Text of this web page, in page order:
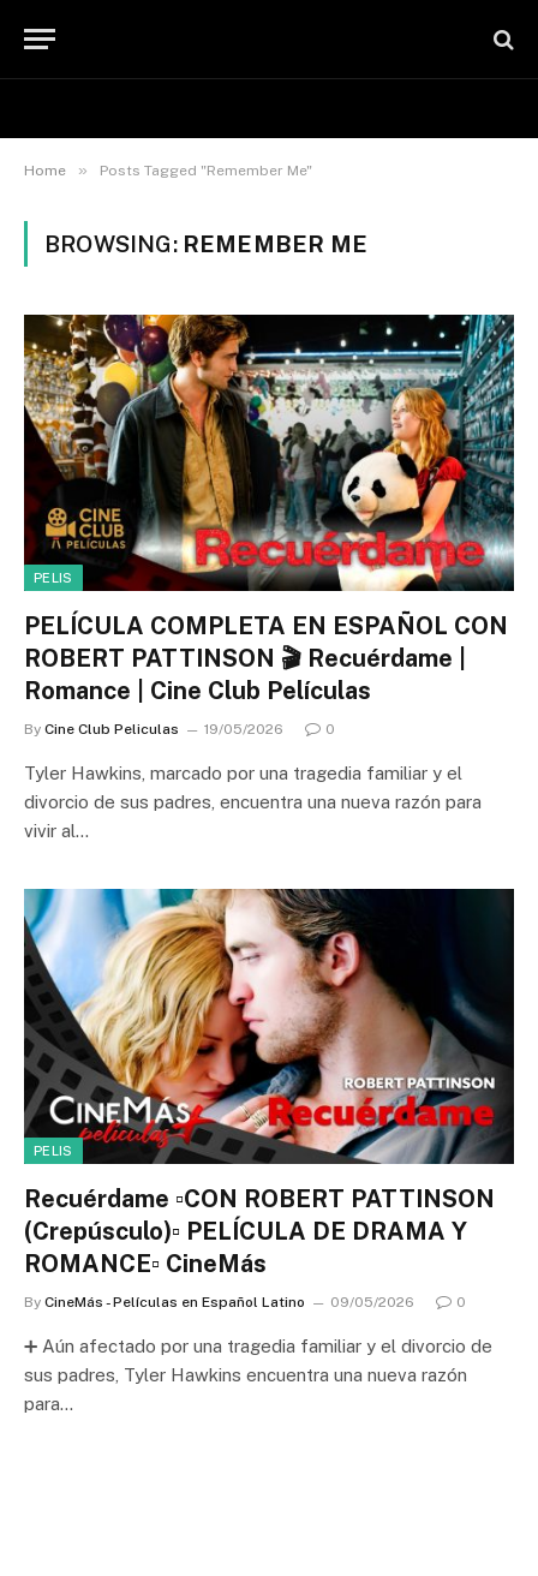
Home » Posts Tagged "Remember Me"
BROWSING: REMEMBER ME
PELIS
PELÍCULA COMPLETA EN ESPAÑOL CON
ROBERT PATTINSON 🎬 Recuérdame |
Romance | Cine Club Películas
By Cine Club Peliculas 19/05/2026 0
Tyler Hawkins, marcado por una tragedia familiar y el
divorcio de sus padres, encuentra una nueva razón para
vivir al…
PELIS
Recuérdame ▫️CON ROBERT PATTINSON
(Crepúsculo)▫️ PELÍCULA DE DRAMA Y
ROMANCE▫️ CineMás
By CineMás - Películas en Español Latino 09/05/2026 0
➕ Aún afectado por una tragedia familiar y el divorcio de
sus padres, Tyler Hawkins encuentra una nueva razón
para…